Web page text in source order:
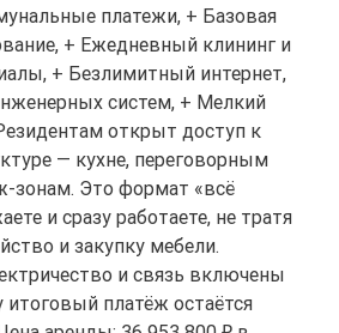
платежи, + Базовая
+ Ежедневный клининг и
+ Безлимитный интернет,
систем, + Мелкий
открыт доступ к
— кухне, переговорным
зонам. Это формат «всё
и сразу работаете, не тратя
и закупку мебели.
и связь включены
итоговый платёж остаётся